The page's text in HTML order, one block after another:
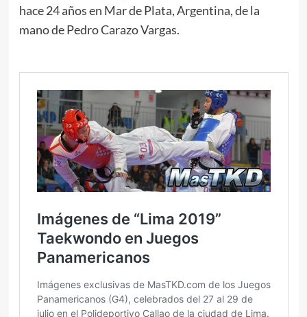
hace 24 años en Mar de Plata, Argentina, de la
mano de Pedro Carazo Vargas.